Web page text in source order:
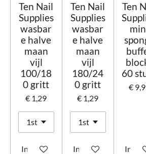
Ten Nail
Supplies
wasbar
e halve
maan
vijl
100/18
0 gritt
€ 1,29
In winkelwagen
Ten Nail
Supplies
wasbar
e halve
maan
vijl
180/24
0 gritt
€ 1,29
In winkelwagen
Ten
60
€
In